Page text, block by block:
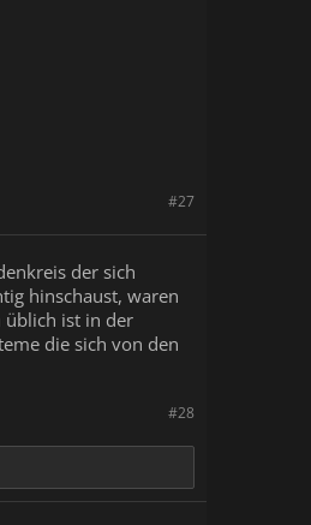
#27
der sich
hinschaust, waren
üblich ist in der
die sich von den
#28